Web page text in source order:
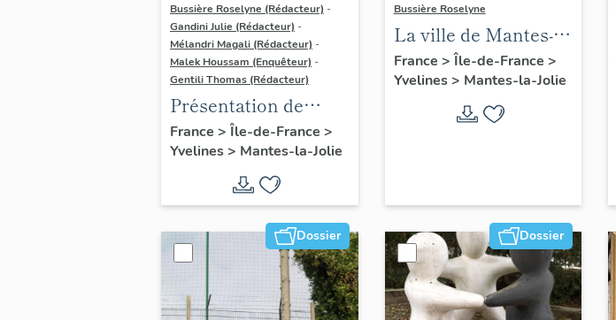
Bussière Roselyne (Rédacteur) -
Gandini Julie (Rédacteur) -
Mélandri Magali (Rédacteur) -
Malek Houssam (Enquêteur) -
Gentili Thomas (Rédacteur)
Présentation de
l'étude
France > Île-de-France >
Yvelines> Mantes-la-Jolie
Bussière Roselyne
La ville de Mantes-la-
Jolie
France > Île-de-France >
Yvelines> Mantes-la-Jolie
Dossier Dossier